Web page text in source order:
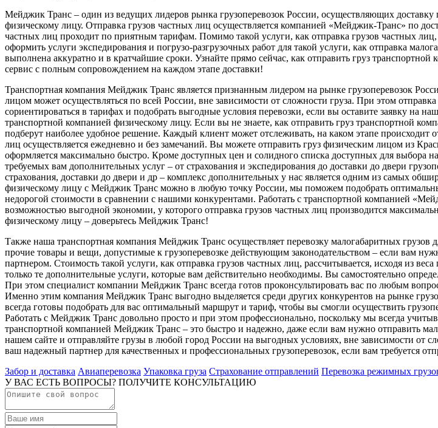
Мейджик Транс – один из ведущих лидеров рынка грузоперевозок России, осуществляющих
физическому лицу. Отправка грузов частных лиц осуществляется компанией «Мейджик-Транс» по
частных лиц проходит по приятным тарифам. Помимо такой услуги, как отправка грузов частных
оформить услуги экспедирования и погрузо-разгрузочных работ для такой услуги, как отправка
выполнена аккуратно и в кратчайшие сроки. Узнайте прямо сейчас, как отправить груз
сервис с полным сопровождением на каждом этапе доставки!
Транспортная компания Мейджик Транс является признанным лидером на рынке грузоперевозок
лицом может осуществляться по всей России, вне зависимости от сложности груза. При этом
сориентироваться в тарифах и подобрать выгодные условия перевозки, если вы оставите заявку на
транспортной компанией физическому лицу. Если вы не знаете, как отправить груз транспортной
подберут наиболее удобное решение. Каждый клиент может отслеживать, на каком этапе
лиц осуществляется ежедневно и без замечаний. Вы можете отправить груз физическим лицом из
оформляется максимально быстро. Кроме доступных цен и солидного списка доступных для выбора
требуемых вам дополнительных услуг – от страхования и экспедирования до доставки до двери
страхования, доставки до двери и др – комплекс дополнительных у нас является одним из самых
физическому лицу с Мейджик Транс можно в любую точку России, мы поможем подобрать
недорогой стоимости в сравнении с нашими конкурентами. Работать с транспортной компанией
возможностью выгодной экономии, у которого отправка грузов частных лиц производится
физическому лицу – доверьтесь Мейджик Транс!
Также наша транспортная компания Мейджик Транс осуществляет перевозку малогабаритных
прочие товары и вещи, допустимые к грузоперевозке действующим законодательством – если вам
партнером. Стоимость такой услуги, как отправка грузов частных лиц, рассчитывается, исходя из
только те дополнительные услуги, которые вам действительно необходимы. Вы самостоятельно
При этом специалист компании Мейджик Транс всегда готов проконсультировать вас по любым
Именно этим компания Мейджик Транс выгодно выделяется среди других конкурентов на рынке
всегда готовы подобрать для вас оптимальный маршрут и тариф, чтобы вы смогли осуществить
Работать с Мейджик Транс довольно просто и при этом профессионально, поскольку мы всегда
транспортной компанией Мейджик Транс – это быстро и надежно, даже если вам нужно отправить
нашем сайте и отправляйте грузы в любой город России на выгодных условиях, вне зависимости от
ваш надежный партнер для качественных и профессиональных грузоперевозок, если вам требуется
Забор и доставка Авиаперевозка Упаковка груза Страхование отправлений Перевозка режимных
У ВАС ЕСТЬ ВОПРОСЫ? ПОЛУЧИТЕ КОНСУЛЬТАЦИЮ